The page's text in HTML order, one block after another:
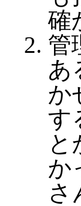
確
管
あ
か
す
と
か
さ